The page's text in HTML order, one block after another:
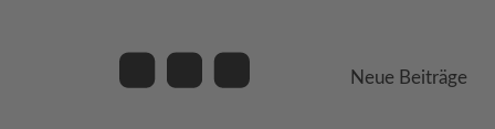
Neue Beiträge